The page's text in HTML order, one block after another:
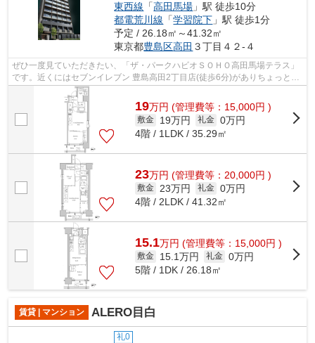
東西線 「高田馬場 」駅 徒歩10分
都電荒川線 「学習院下 」駅 徒歩1分
予定 / 26.18㎡～41.32㎡
東京都豊島区高田 ３丁目４２-４
ぜひ一度見ていただきたい、「ザ・パークハビオＳＯＨＯ高田馬場テラス」
です。近くにはセブンイレブン 豊島高田2丁目店(徒歩6分)がありちょっとし
た買い物に便利です。共用部には敷地...
19万円 (管理費等：15,000円 )
敷金 19万円 礼金 0万円
4階 / 1LDK / 35.29㎡
23万円 (管理費等：20,000円 )
敷金 23万円 礼金 0万円
4階 / 2LDK / 41.32㎡
15.1万円 (管理費等：15,000円 )
敷金 15.1万円 礼金 0万円
5階 / 1DK / 26.18㎡
賃貸 | マンション ALERO目白
礼0